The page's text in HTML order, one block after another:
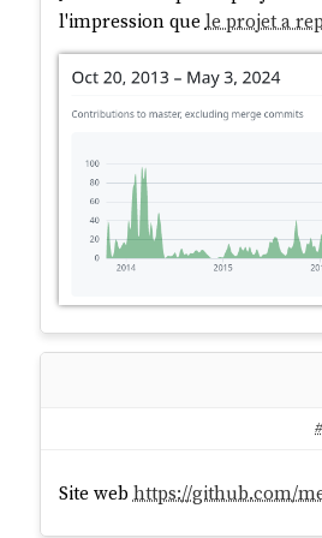
l'impression que le projet a
Site webhttps://github.com/